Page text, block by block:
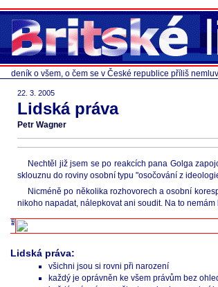
deník o všem, o čem se v České republice příliš
22. 3. 2005
Lidská práva
Petr Wagner
Nechtěl již jsem se po reakcích pana Golga
sklouznu do roviny osobní typu "osočování z
Nicméně po několika rozhovorech a osobní
nikoho napadat, nálepkovat ani soudit. Na to
Lidská práva:
všichni jsou si rovni při narození
každý je oprávněn ke všem právům bez